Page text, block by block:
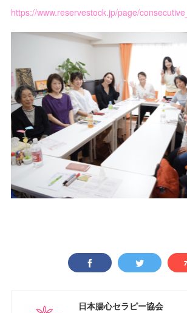
https://www.reservestock.jp/page/
日本腸心セラピー協会